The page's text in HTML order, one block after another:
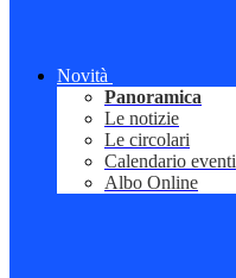
Novità
Panoramica
Le notizie
Le circolari
Calendario eventi
Albo Online